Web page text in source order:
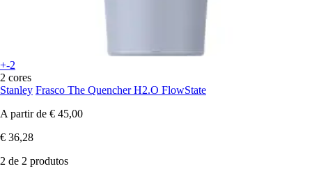
+-2
2 cores
Stanley Frasco The Quencher H2.O FlowState
A partir de € 45,00
€ 36,28
2 de 2 produtos